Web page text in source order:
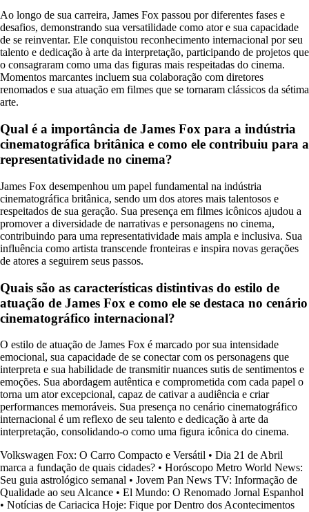
Ao longo de sua carreira, James Fox passou por diferentes fases e
desafios, demonstrando sua versatilidade como ator e sua capacidade
de se reinventar. Ele conquistou reconhecimento internacional por seu
talento e dedicação à arte da interpretação, participando de projetos que
o consagraram como uma das figuras mais respeitadas do cinema.
Momentos marcantes incluem sua colaboração com diretores
renomados e sua atuação em filmes que se tornaram clássicos da sétima
arte.
Qual é a importância de James Fox para a indústria
cinematográfica britânica e como ele contribuiu para a
representatividade no cinema?
James Fox desempenhou um papel fundamental na indústria
cinematográfica britânica, sendo um dos atores mais talentosos e
respeitados de sua geração. Sua presença em filmes icônicos ajudou a
promover a diversidade de narrativas e personagens no cinema,
contribuindo para uma representatividade mais ampla e inclusiva. Sua
influência como artista transcende fronteiras e inspira novas gerações
de atores a seguirem seus passos.
Quais são as características distintivas do estilo de
atuação de James Fox e como ele se destaca no cenário
cinematográfico internacional?
O estilo de atuação de James Fox é marcado por sua intensidade
emocional, sua capacidade de se conectar com os personagens que
interpreta e sua habilidade de transmitir nuances sutis de sentimentos e
emoções. Sua abordagem autêntica e comprometida com cada papel o
torna um ator excepcional, capaz de cativar a audiência e criar
performances memoráveis. Sua presença no cenário cinematográfico
internacional é um reflexo de seu talento e dedicação à arte da
interpretação, consolidando-o como uma figura icônica do cinema.
Volkswagen Fox: O Carro Compacto e Versátil • Dia 21 de Abril
marca a fundação de quais cidades? • Horóscopo Metro World News:
Seu guia astrológico semanal • Jovem Pan News TV: Informação de
Qualidade ao seu Alcance • El Mundo: O Renomado Jornal Espanhol
• Notícias de Cariacica Hoje: Fique por Dentro dos Acontecimentos